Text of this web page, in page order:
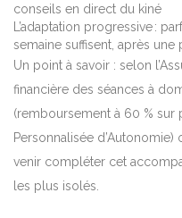
conseils en direct du kiné
L’adaptation progressive :
semaine suffisent, après
Un point à savoir : selon
financière des séances à
(remboursement à 60 % sur
Personnalisée
venir compléter cet
les plus isolés.